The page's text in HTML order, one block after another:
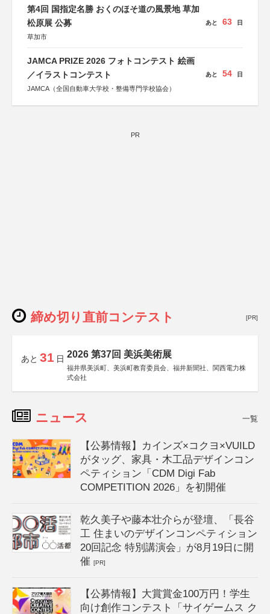
第4回 国指定名勝 おくのほそ道の風景地 草加
松原展 公募
草加市
あと 63 日
JAMCA PRIZE 2026 フォトコンテスト 絵画
／イラストコンテスト
JAMCA（全国自動車大学校・整備専門学校協会）
あと 54 日
PR
締め切り直前コンテスト [PR]
あと 31 日 2026 第37回 美浜美術展
福井県美浜町、美浜町教育委員会、福井新聞社、関西電力株
式会社
ニュース 一覧
【公募情報】カインズ×コクヨ×VUILD
がタッグ、家具・木工品デザインコン
ペティション「CDM Digi Fab
COMPETITION 2026」を初開催
乾久美子や藤本壮介らが登壇、「長谷
工 住まいのデザインコンペティション
20回記念 特別講演会」が8月19日に開
催[PR]
【公募情報】大賞賞金100万円！学生
向け創作コンテスト「サイゲームス ク